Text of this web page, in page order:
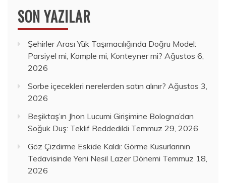
SON YAZILAR
Şehirler Arası Yük Taşımacılığında Doğru Model:
Parsiyel mi, Komple mi, Konteyner mi? Ağustos 6,
2026
Sorbe içecekleri nerelerden satın alınır? Ağustos 3,
2026
Beşiktaş’ın Jhon Lucumi Girişimine Bologna’dan
Soğuk Duş: Teklif Reddedildi Temmuz 29, 2026
Göz Çizdirme Eskide Kaldı: Görme Kusurlarının
Tedavisinde Yeni Nesil Lazer Dönemi Temmuz 18,
2026